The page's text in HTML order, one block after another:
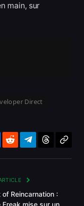
main, sur
Direct
RedditTelegram
of Reincarnation :